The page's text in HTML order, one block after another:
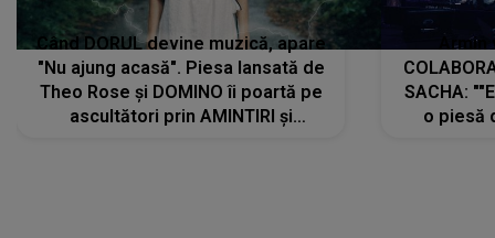
Când DORUL devine muzică, apare
"Nu ajung acasă". Piesa lansată de
Theo Rose și DOMINO îi poartă pe
ascultători prin AMINTIRI și
SACHA:
o piesă